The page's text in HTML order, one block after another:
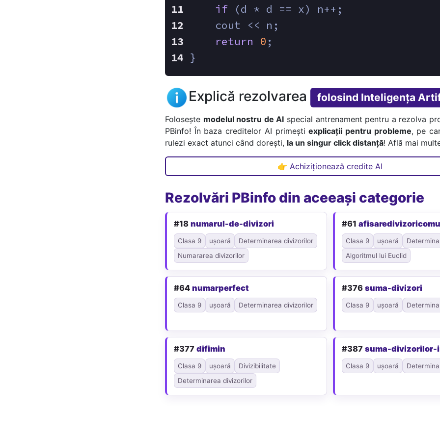
if (d * d == x) n++;
    cout << n;
return
0 ;
}
Explică rezolvarea folosind Inteligența
Folosește modelul nostru de AI special antrenament pentru a rezolva
PBinfo! În baza creditelor AI primeștiexplicații pentru probleme, pe
rulezi exact atunci când dorești, la un singur click distanță! Află mai
👉 Achiziționează credite AI
Rezolvări PBinfo din aceeași categorie
#18 numarul-de-divizori
Clasa 9 ușoară
Determinarea divizorilor
Numararea divizorilor
#61
Clasa 9 ușoară
Algoritmul lui Euclid
#64 numarperfect
Clasa 9 ușoară Determinarea divizorilor
#376 suma-divizori
Clasa 9 ușoară
#377 difimin
Clasa 9 ușoară
Divizibilitate
Determinarea divizorilor
#387 suma-divizorilor-
Clasa 9 ușoară